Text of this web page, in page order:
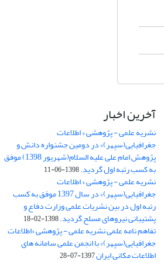
آخرین اخبار
نشریه علمی - پژوهشی « اطلاعات
جغرافیایی(سپهر)» در دومین جشنواره دانش و
پژوهش امام علی علیه السلام(شهریور 1398) موفق
به کسب رتبه اول گردید.1398-06-11
نشریه علمی - پژوهشی « اطلاعات
جغرافیایی(سپهر)» در سال 1397 موفق به کسب
رتبه اول در بین نشریات علمی وزارت دفاع و
پشتیبانی نیروهای مسلح گردید.1398-02-18
تفاهم نامه علمی نشریه علمی - پژوهشی «اطلاعات
جغرافیایی(سپهر)» با انجمن علمی سامانه های
اطلاعات مکانی ایران1397-07-28